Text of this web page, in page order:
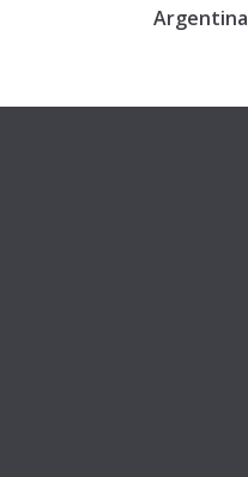
Argentina